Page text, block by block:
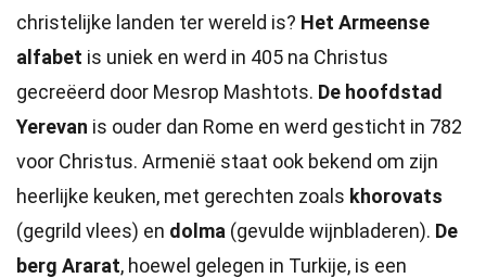
christelijke landen ter wereld is? Het Armeense
alfabet is uniek en werd in 405 na Christus
gecreëerd door Mesrop Mashtots. De hoofdstad
Yerevan is ouder dan Rome en werd gesticht in 782
voor Christus. Armenië staat ook bekend om zijn
heerlijke keuken, met gerechten zoals khorovats
(gegrild vlees) en dolma (gevulde wijnbladeren). De
berg Ararat, hoewel gelegen in Turkije, is een